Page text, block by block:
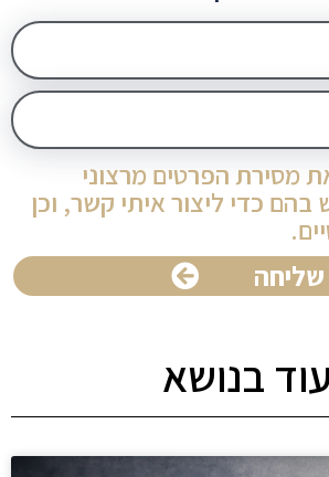
מסירת הפרטים מרצוני
בהם כדי ליצור איתי קשר, וכן
שליחה
עוד בנושא